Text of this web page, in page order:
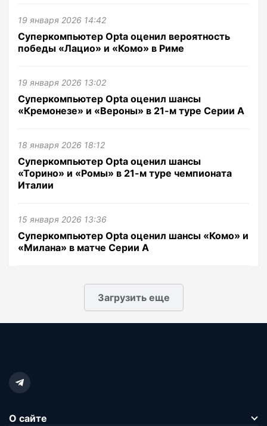
19 января 2026 14:42
Суперкомпьютер Opta оценил вероятность
победы «Лацио» и «Комо» в Риме
19 января 2026 13:02
Суперкомпьютер Opta оценил шансы
«Кремонезе» и «Вероны» в 21-м туре Серии А
18 января 2026 18:12
Суперкомпьютер Opta оценил шансы
«Торино» и «Ромы» в 21-м туре чемпионата
Италии
15 января 2026 13:36
Суперкомпьютер Opta оценил шансы «Комо» и
«Милана» в матче Серии А
Загрузить еще
О сайте